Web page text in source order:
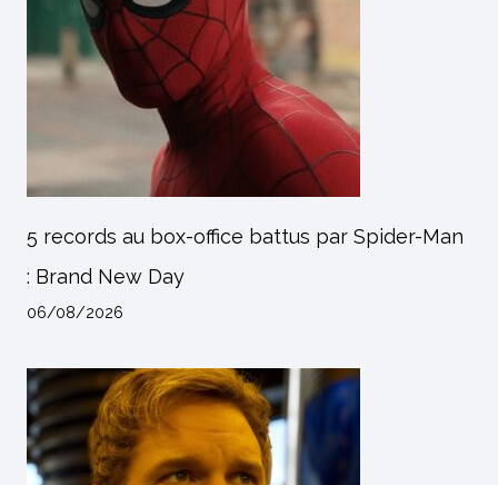
5 records au box-office battus par Spider-Man
: Brand New Day
06/08/2026